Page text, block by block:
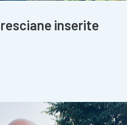
inserite